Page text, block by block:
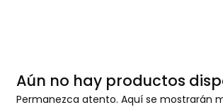
Aún no hay productos
Permanezca atento. Aquí se mostrarán